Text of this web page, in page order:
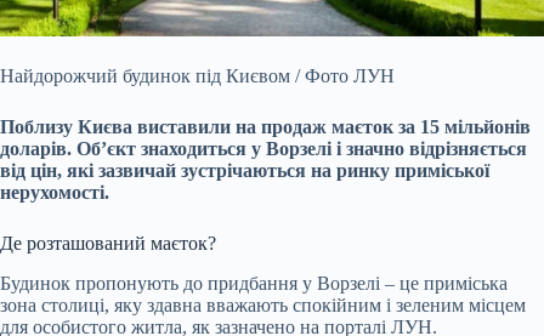
Найдорожчий будинок під Києвом / Фото ЛУН
Поблизу Києва виставили на продаж маєток за 15 мільйонів
доларів. Об’єкт знаходиться у Ворзелі і значно відрізняється
від цін, які зазвичай зустрічаються на ринку приміської
нерухомості.
Де розташований маєток?
Будинок пропонують до придбання у Ворзелі – це приміська
зона столиці, яку здавна вважають спокійним і зеленим місцем
для особистого житла, як зазначено на порталі ЛУН.